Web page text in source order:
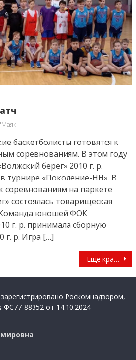
Author
"Маяк"
баскетболисты готовятся к
соревнованиям. В этом году
берег» 2010 г. р.
турнире «Поколение-НН». В
соревнованиям на паркете
состоялась товарищеская
Команда юношей ФОК
г. р. принимала сборную
р. Игра […]
Еще красивее и комфортнее
Роскомнадзором,
ФС77-88352 от 14.10.2024